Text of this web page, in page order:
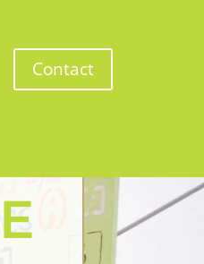
Contact